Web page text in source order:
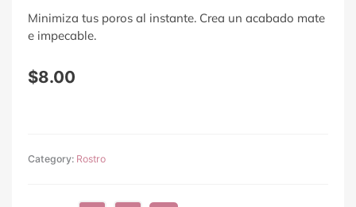
Minimiza tus poros al instante. Crea un acabado mate
e impecable.
$8.00
Category: Rostro